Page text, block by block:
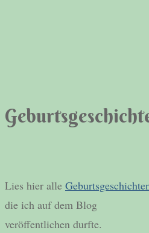
Lies hier alle
die ich auf dem Blog
veröffentlichen durfte.